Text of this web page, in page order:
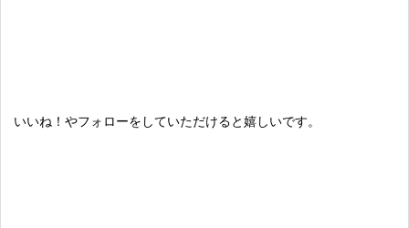
いいね！やフォローをしていただけると嬉しいです。